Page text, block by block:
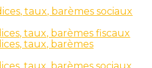
taux, barèmes sociaux
taux, barèmes fiscaux
taux, barèmes